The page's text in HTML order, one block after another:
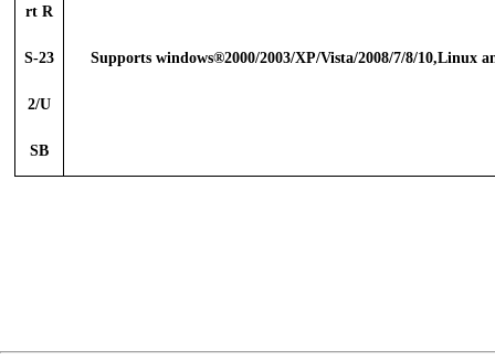
rt R
S-23
2/U
SB
Supports windows®2000/2003/XP/Vista/2008/7/8/10,Linux